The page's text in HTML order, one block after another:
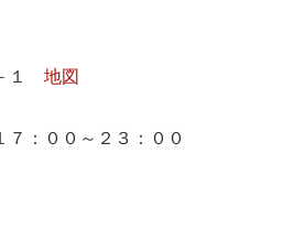
１ 地図
：００～２３：００